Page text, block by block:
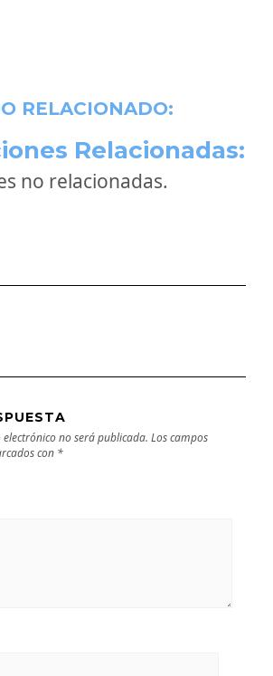
RELACIONADO:
Relacionadas:
no relacionadas.
electrónico no será publicada. Los campos
con *